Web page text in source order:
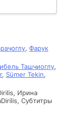
событий,
но и жизни
многих
не
его
он встречает
темные
, Фарук
Ташчиоглу,
, Sümer Tekin,
Ирина
Субтитры